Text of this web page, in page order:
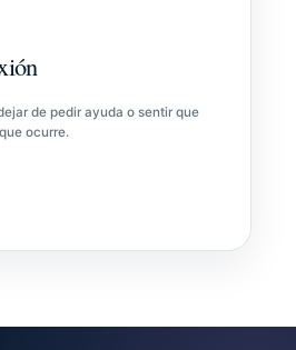
de pedir ayuda o sentir que
ocurre.